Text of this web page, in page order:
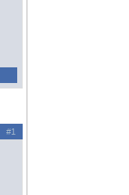
#1